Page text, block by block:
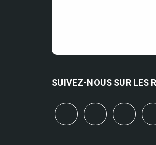
SUIVEZ-NOUS SUR LES
linkedinyoutube